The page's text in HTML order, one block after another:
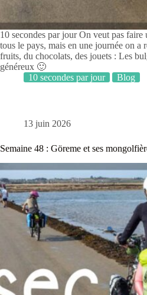
10 secondes par jour On veut pas faire
tous le pays, mais en une journée on a
fruits, du chocolats, des jouets : Les
généreux 🙂
10 secondes par jour
Blog
13 juin 2026
Semaine 48 : Göreme et ses